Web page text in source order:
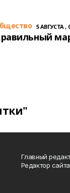
5 АВГУСТА ,
Главный
Редактор